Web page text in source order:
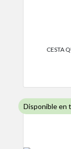
CESTA
Disponible en